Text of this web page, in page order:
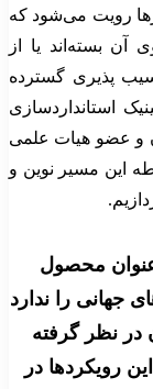
رویت می‌شود که
بسته‌اند یا از
پذیری گسترده
استانداردسازی
و عضو هیات علمی
این مسیر نوین و
عنوان محصول
جهانی را ندارد
در نظر گرفته
رویکردها در